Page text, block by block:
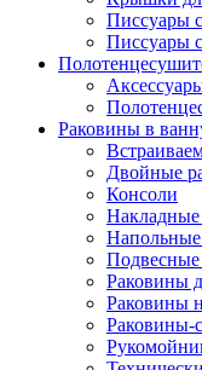
Писсуары
Писсуары
Раковины в
Двойные
Консоли
Раковины
Раковины
Раковины-